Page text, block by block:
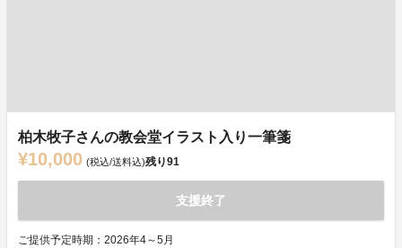
柏木牧子さんの教会堂イラスト入り一筆箋
¥10,000 (税込/送料込)残り91
支援終了
ご提供予定時期：2026年4～5月